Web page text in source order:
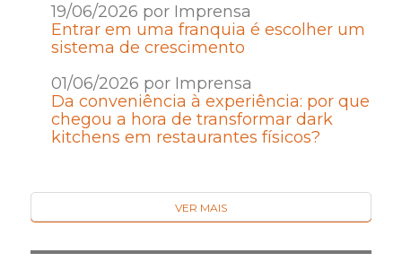
19/06/2026 por Imprensa
Entrar em uma franquia é escolher um
sistema de crescimento
01/06/2026 por Imprensa
Da conveniência à experiência: por que
chegou a hora de transformar dark
kitchens em restaurantes físicos?
VER MAIS